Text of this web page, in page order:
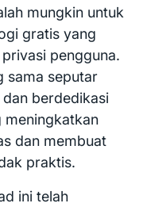
mungkin untuk
gratis yang
pengguna.
sama seputar
berdedikasi
meningkatkan
dan membuat
praktis.
ini telah